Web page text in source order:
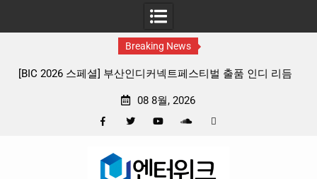
Breaking News
판타지 케이팝 애니메이션 ‘고스트밴드’ 8월 26일(수) 개봉
08 8월, 2026
Google